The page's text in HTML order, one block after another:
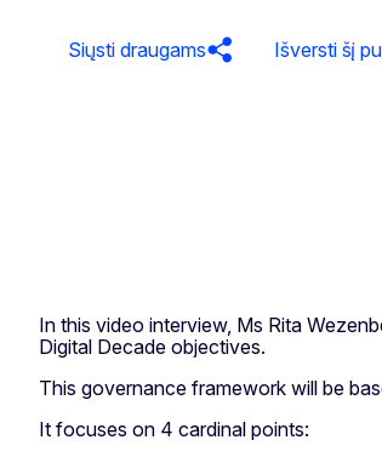
Siųsti draugams
In this video interview, Ms Rita
Digital Decade objectives.
This governance framework will be
It focuses on 4 cardinal points: